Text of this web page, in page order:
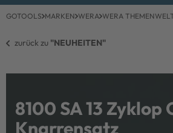
GOTOOLS MARKEN WERA WERA
zurück zu "NEUHEITEN"
8100 SA 13
Knarrensatz